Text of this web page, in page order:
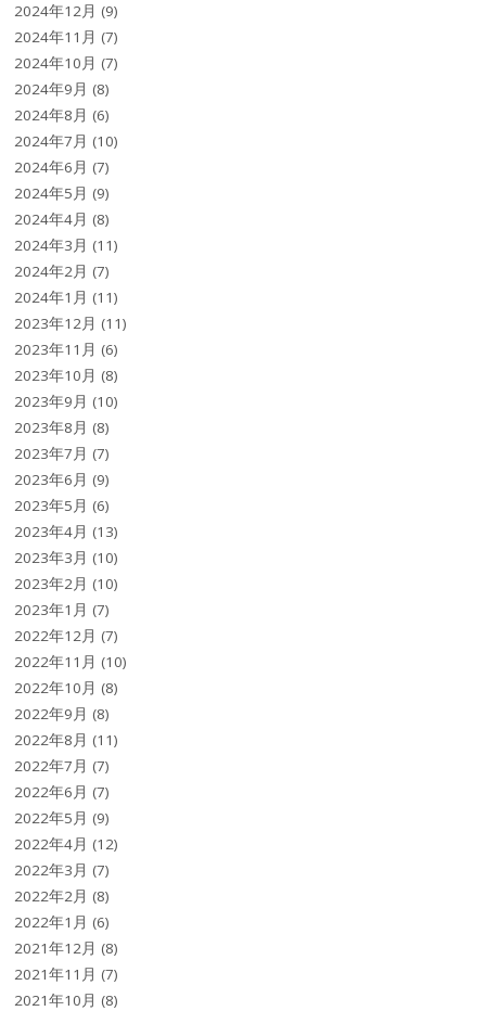
2024年12月 (9)
2024年11月 (7)
2024年10月 (7)
2024年9月 (8)
2024年8月 (6)
2024年7月 (10)
2024年6月 (7)
2024年5月 (9)
2024年4月 (8)
2024年3月 (11)
2024年2月 (7)
2024年1月 (11)
2023年12月 (11)
2023年11月 (6)
2023年10月 (8)
2023年9月 (10)
2023年8月 (8)
2023年7月 (7)
2023年6月 (9)
2023年5月 (6)
2023年4月 (13)
2023年3月 (10)
2023年2月 (10)
2023年1月 (7)
2022年12月 (7)
2022年11月 (10)
2022年10月 (8)
2022年9月 (8)
2022年8月 (11)
2022年7月 (7)
2022年6月 (7)
2022年5月 (9)
2022年4月 (12)
2022年3月 (7)
2022年2月 (8)
2022年1月 (6)
2021年12月 (8)
2021年11月 (7)
2021年10月 (8)